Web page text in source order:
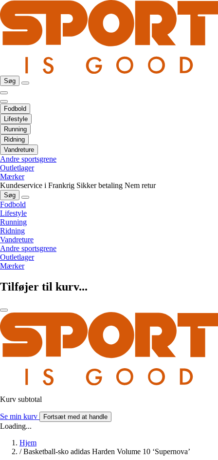
Søg
Fodbold
Lifestyle
Running
Ridning
Vandreture
Andre sportsgrene
Outletlager
Mærker
Kundeservice i Frankrig Sikker betaling Nem retur
Søg
Fodbold
Lifestyle
Running
Ridning
Vandreture
Andre sportsgrene
Outletlager
Mærker
Tilføjer til kurv...
Kurv subtotal
Se min kurv Fortsæt med at handle
Loading...
Hjem
/ Basketball-sko adidas Harden Volume 10 ‘Supernova’